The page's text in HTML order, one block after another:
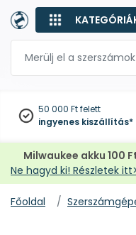
50 000 Ft felett
ingyenes kiszállítás*
Milwaukee akku 100
Ne hagyd ki! Részletek
Főoldal